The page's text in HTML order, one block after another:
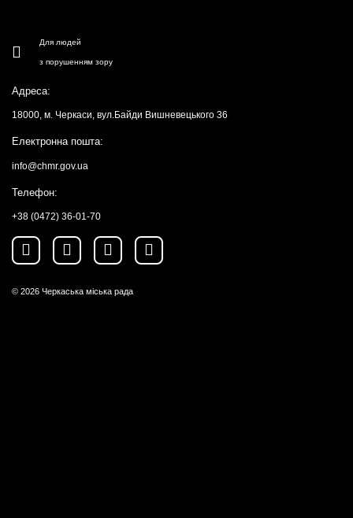
Для людей
з порушенням зору
Адреса:
18000, м. Черкаси, вул.Байди Вишневецького 36
Електронна пошта:
info@chmr.gov.ua
Телефон:
+38 (0472) 36-01-70
© 2026 Черкаська міська рада